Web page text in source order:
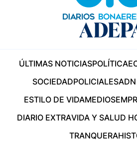
ÚLTIMAS NOTICIASPOLÍTICA
SOCIEDADPOLICIALESADN
ESTILO DE VIDAMEDIOS
DIARIO EXTRAVIDA Y SALUD
TRANQUERA